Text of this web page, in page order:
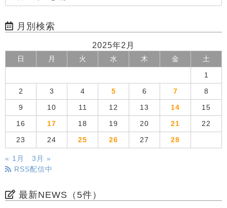
月別検索
2025年2月
日 月 火 水 木 金 土
1
2 3 4 5 6 7 8
9 10 11 12 13 14 15
16 17 18 19 20 21 22
23 24 25 26 27 28
« 1月
3月 »
RSS配信中
最新NEWS（5件）